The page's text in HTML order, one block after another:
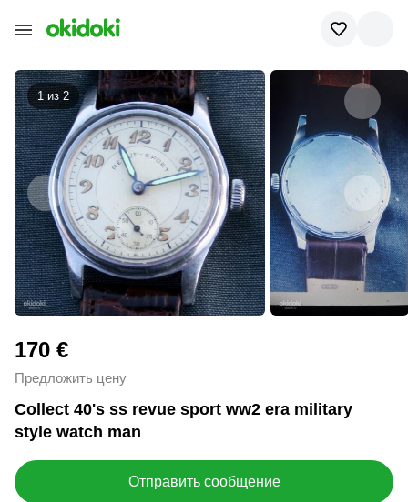
1 из 2
170 €
Предложить цену
Collect 40's ss revue sport ww2 era military
style watch man
Отправить сообщение